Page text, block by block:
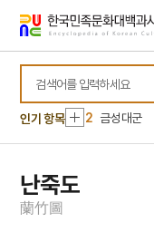
바로가기
바로가기
인기 항목
10 설렁탕
1 고양 송포 백
2 금성대군
3 김성수
난죽도
蘭竹圖